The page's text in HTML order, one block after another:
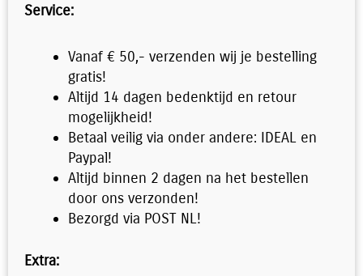
Service:
Vanaf € 50,- verzenden wij je bestelling
gratis!
Altijd 14 dagen bedenktijd en retour
mogelijkheid!
Betaal veilig via onder andere: IDEAL en
Paypal!
Altijd binnen 2 dagen na het bestellen
door ons verzonden!
Bezorgd via POST NL!
Extra: